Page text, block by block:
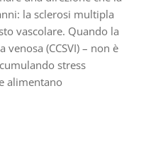
la sclerosi multipla
vascolare. Quando la
(CCSVI) – non è
stress
alimentano